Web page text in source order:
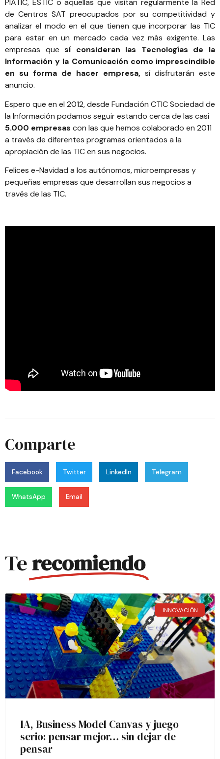
PIATIC, ESTICo aquellas que visitan regularmente la Red
de Centros SAT preocupados por su competitividad y
analizar el modo en el que tienen que incorporar las TIC
para estar en un mercado cada vez más exigente. Las
empresas que sí consideran las Tecnologías de la
Información y la Comunicación como imprescindible
en su forma de hacer empresa, sí disfrutarán este
anuncio.
Espero que en el 2012, desde Fundación CTIC Sociedad de
la Información podamos seguir estando cerca de las casi
5.000 empresas con las que hemos colaborado en 2011
a través de diferentes programas orientados a la
apropiación de las TIC en sus negocios.
Felices e-Navidad a los autónomos, microempresas y
pequeñas empresas que desarrollan sus negocios a
través de las TIC.
Comparte
Facebook Twitter LinkedIn Telegram
WhatsApp Email
Terecomiendo
INNOVACIÓN
IA, Business Model Canvas y juego
serio: pensar mejor… sin dejar de
pensar